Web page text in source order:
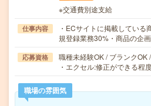
※交通費別途支給
仕事内容
・ECサイトに掲載してい
規登録業務30%・商品の企
応募資格
職種未経験OK / ブランクOK
・エクセル:修正ができる程
職場の雰囲気